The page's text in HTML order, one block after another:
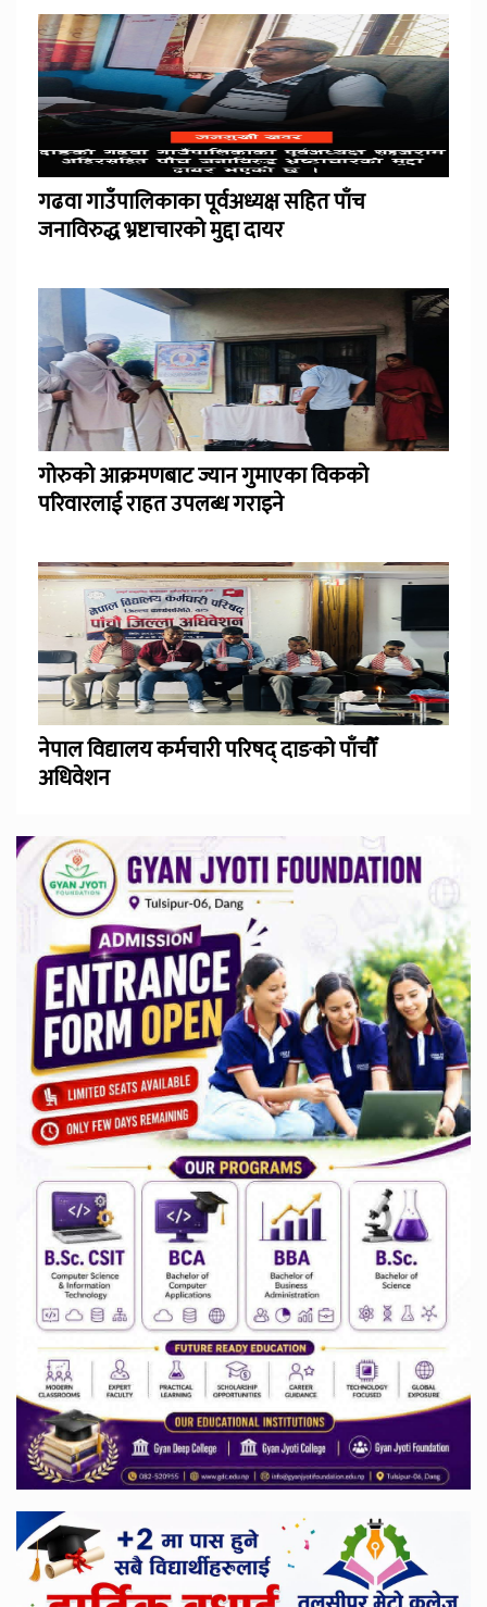
गढवा गाउँपालिकाका पूर्वअध्यक्ष सहित पाँच
जनाविरुद्ध भ्रष्टाचारको मुद्दा दायर
गोरुको आक्रमणबाट ज्यान गुमाएका विकको
परिवारलाई राहत उपलब्ध गराइने
नेपाल विद्यालय कर्मचारी परिषद् दाङको पाँचौँ
अधिवेशन